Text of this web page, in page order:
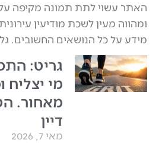
האתר עשוי לתת תמונה מקיפה
ומהווה מעין לשכת מודיעין
מידע על כל הנושאים החשובים.
גריט:
מי יצליח
מאחור.
דיין
מאי 7, 2026